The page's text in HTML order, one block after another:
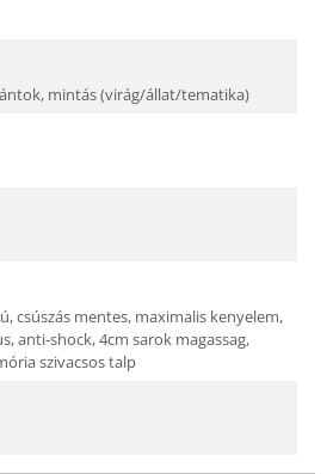
mintás (virág/állat/tematika)
csúszás mentes, maximalis kenyelem,
anti-shock,4cm sarok magassag,
szivacsos talp